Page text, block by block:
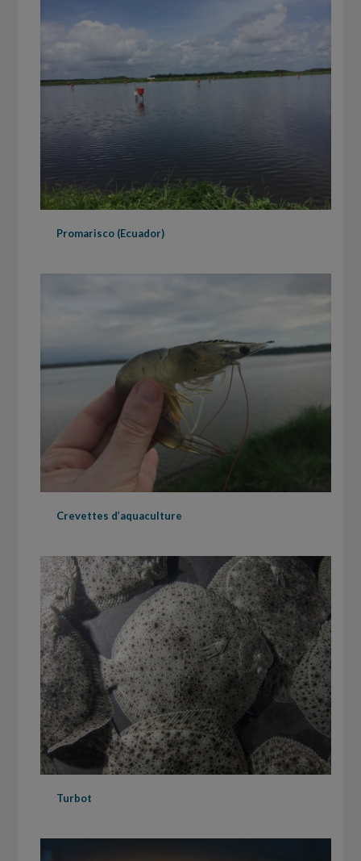
Promarisco (Ecuador)
Crevettes d’aquaculture
Turbot